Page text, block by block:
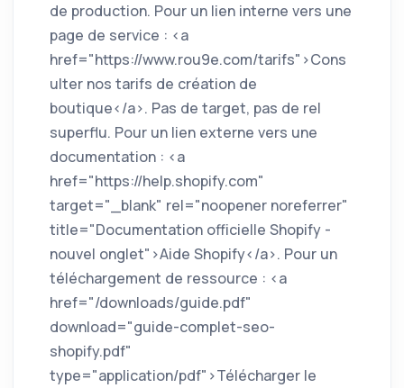
de production. Pour un lien interne vers une
page de service : <a
href="https://www.rou9e.com/tarifs">Cons
ulter nos tarifs de création de
boutique</a>. Pas de target, pas de rel
superflu. Pour un lien externe vers une
documentation : <a
href="https://help.shopify.com"
target="_blank" rel="noopener noreferrer"
title="Documentation officielle Shopify -
nouvel onglet">Aide Shopify</a>. Pour un
téléchargement de ressource : <a
href="/downloads/guide.pdf"
download="guide-complet-seo-
shopify.pdf"
type="application/pdf">Télécharger le